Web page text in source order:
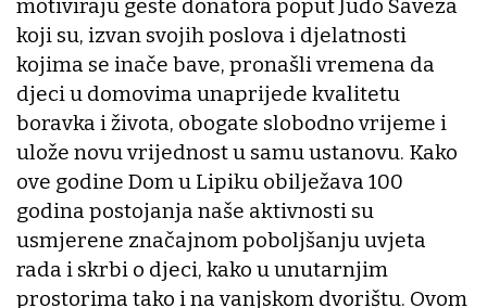
motiviraju geste donatora poput Judo Saveza
koji su, izvan svojih poslova i djelatnosti
kojima se inače bave, pronašli vremena da
djeci u domovima unaprijede kvalitetu
boravka i života, obogate slobodno vrijeme i
ulože novu vrijednost u samu ustanovu. Kako
ove godine Dom u Lipiku obilježava 100
godina postojanja naše aktivnosti su
usmjerene značajnom poboljšanju uvjeta
rada i skrbi o djeci, kako u unutarnjim
prostorima tako i na vanjskom dvorištu. Ovom